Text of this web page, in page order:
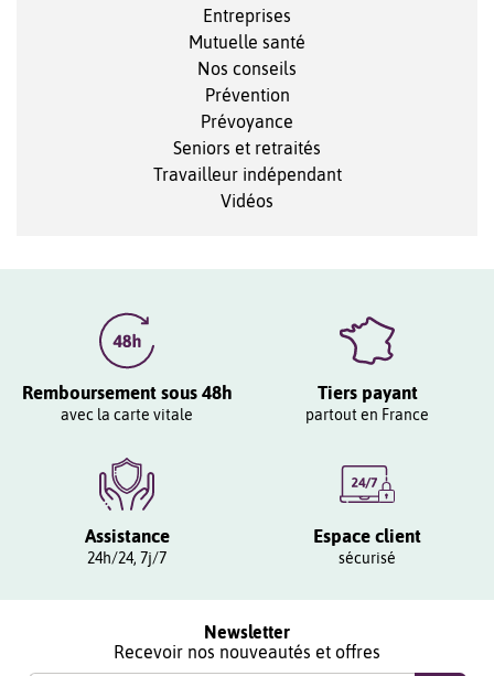
Entreprises
Mutuelle santé
Nos conseils
Prévention
Prévoyance
Seniors et retraités
Travailleur indépendant
Vidéos
Remboursement sous 48h
avec la carte vitale
Tiers payant
partout en France
Assistance
24h/24, 7j/7
Espace client
sécurisé
Newsletter
Recevoir nos nouveautés et offres